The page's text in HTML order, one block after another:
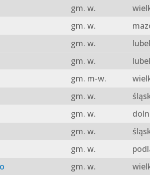
gm. w.
gm. w.
gm. w.
gm. w.
gm. m-w.
gm. w.
gm. w.
gm. w.
gm. w.
gm. w.